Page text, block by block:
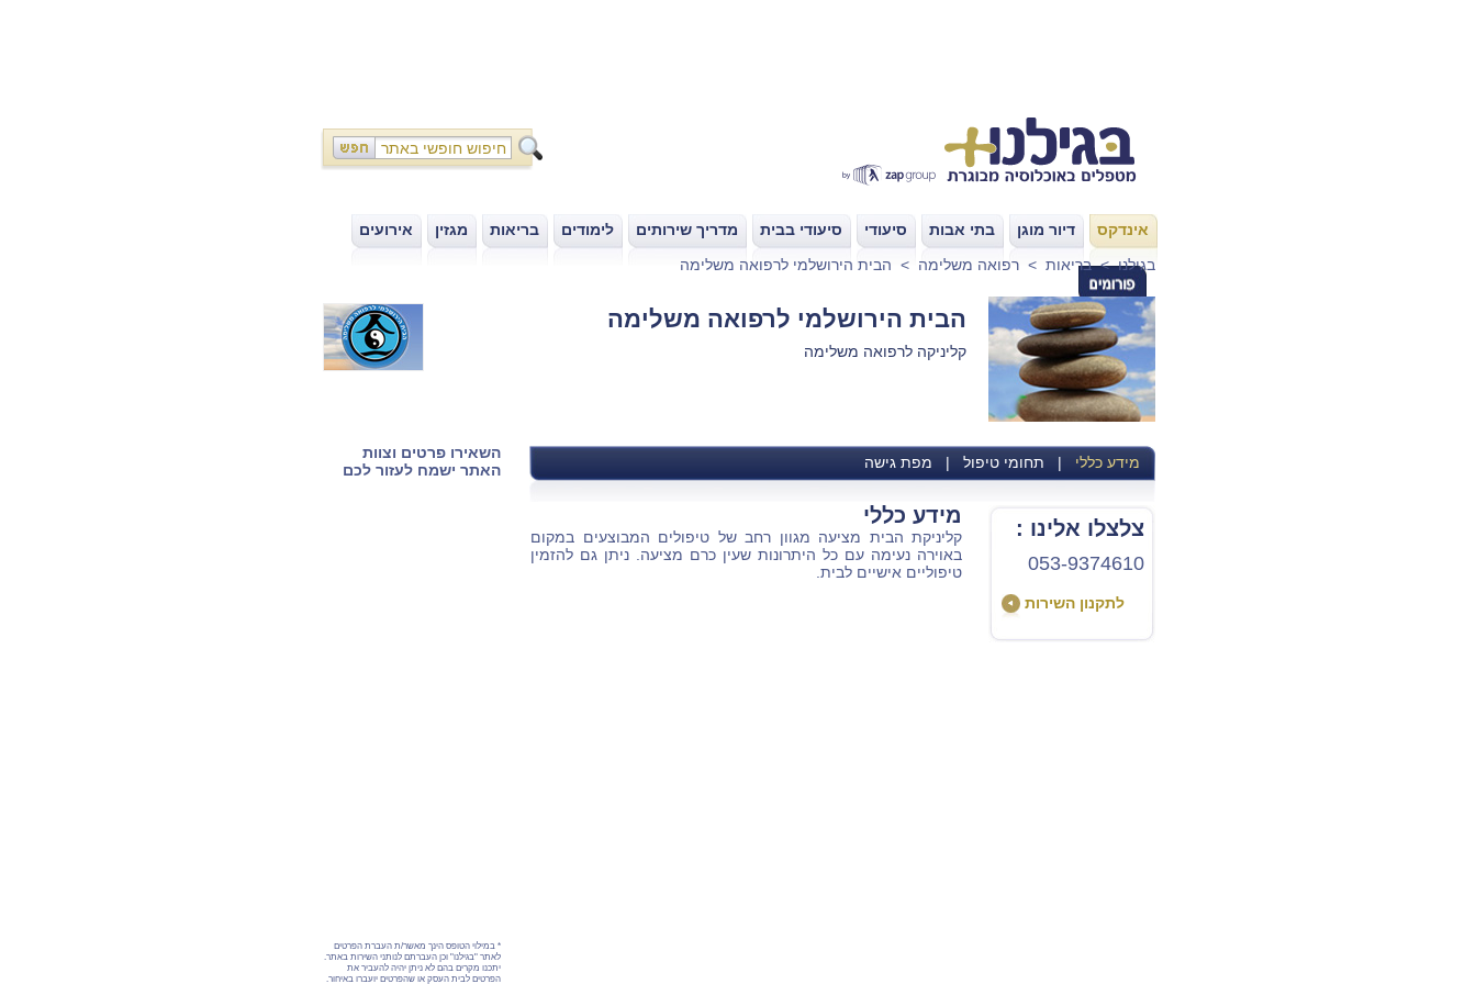
אינדקס דיור מוגן בתי אבות סיעודי סיעודי בבית מדריך שירותים לימודים בריאות מגזין
אירועים
בגילנו>בריאות > רפואה משלימה > הבית הירושלמי לרפואה משלימה
הבית הירושלמי לרפואה משלימה
קליניקה לרפואה משלימה
מידע כללי | תחומי טיפול | מפת גישה
צלצלו אלינו :
053-9374610
לתקנון השירות
מידע כללי
קליניקת הבית מציעה מגוון רחב של טיפולים המבוצעים במקום
באוירה נעימה עם כל היתרונות שעין כרם מציעה. ניתן גם להזמין
טיפוליים אישיים לבית.
השאירו פרטים וצוות
האתר ישמח לעזור לכם
* במילוי הטופס הינך מאשר/ת העברת הפרטים
לאתר "בגילנו" וכן העברתם לנותני השירות באתר.
יתכנו מקרים בהם לא ניתן יהיה להעביר את
הפרטים לבית העסק או שהפרטים יועברו באיחור.